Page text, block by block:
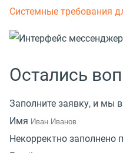
Системные требования
Остались
Заполните заявку, и мы
Имя
Некорректно заполнено